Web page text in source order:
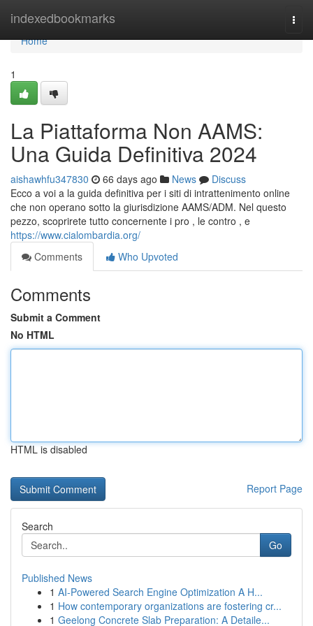
indexedbookmarks
Home
Home
1
La Piattaforma Non AAMS:
Una Guida Definitiva 2024
aishawhfu347830 66 days ago News
Discuss
Ecco a voi a la guida definitiva per i siti di intrattenimento online
che non operano sotto la giurisdizione AAMS/ADM. Nel questo
pezzo, scoprirete tutto concernente i pro , le contro , e
https://www.cialombardia.org/
Comments
Who Upvoted
Comments
Submit a Comment
No HTML
HTML is disabled
Report Page
Search
Go
Published News
1 AI-Powered Search Engine Optimization A H...
1 How contemporary organizations are fostering cr...
1 Geelong Concrete Slab Preparation: A Detaile...